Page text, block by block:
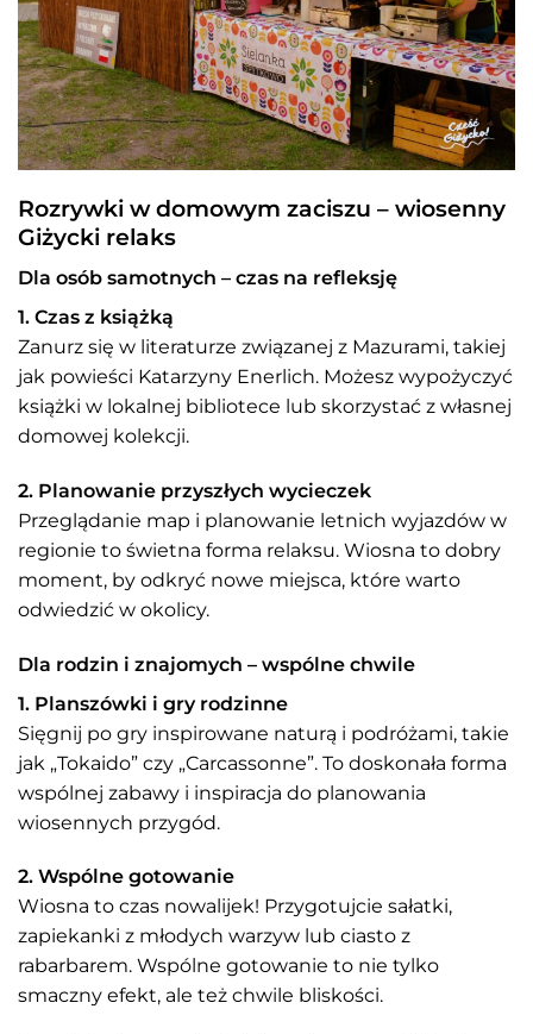
Rozrywki w domowym zaciszu – wiosenny
Giżycki relaks
Dla osób samotnych – czas na refleksję
1. Czas z książką
Zanurz się w literaturze związanej z Mazurami, takiej
jak powieści Katarzyny Enerlich. Możesz wypożyczyć
książki w lokalnej bibliotece lub skorzystać z własnej
domowej kolekcji.
2. Planowanie przyszłych wycieczek
Przeglądanie map i planowanie letnich wyjazdów w
regionie to świetna forma relaksu. Wiosna to dobry
moment, by odkryć nowe miejsca, które warto
odwiedzić w okolicy.
Dla rodzin i znajomych – wspólne chwile
1. Planszówki i gry rodzinne
Sięgnij po gry inspirowane naturą i podróżami, takie
jak „Tokaido” czy „Carcassonne”. To doskonała forma
wspólnej zabawy i inspiracja do planowania
wiosennych przygód.
2. Wspólne gotowanie
Wiosna to czas nowalijek! Przygotujcie sałatki,
zapiekanki z młodych warzyw lub ciasto z
rabarbarem. Wspólne gotowanie to nie tylko
smaczny efekt, ale też chwile bliskości.